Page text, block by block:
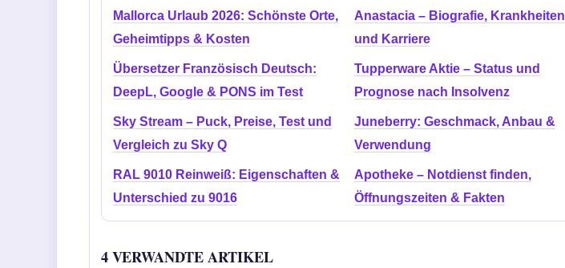
Mallorca Urlaub 2026: Schönste Orte,
Geheimtipps & Kosten
Anastacia – Biografie, Krankheiten
und Karriere
Übersetzer Französisch Deutsch:
DeepL, Google & PONS im Test
Tupperware Aktie – Status und
Prognose nach Insolvenz
Sky Stream – Puck, Preise, Test und
Vergleich zu Sky Q
Juneberry: Geschmack, Anbau &
Verwendung
RAL 9010 Reinweiß: Eigenschaften &
Unterschied zu 9016
Apotheke – Notdienst finden,
Öffnungszeiten & Fakten
4 VERWANDTE ARTIKEL